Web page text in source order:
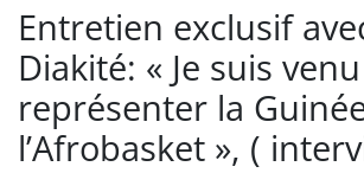
Entretien exclusif
Diakité: « Je suis venu
représenter la
l’Afrobasket », (